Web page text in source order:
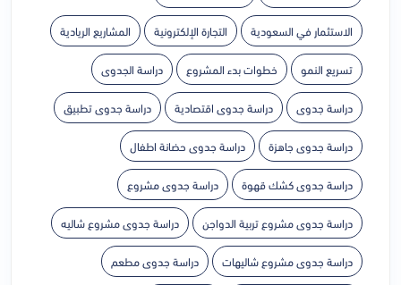
الاستثمار في السعودية التجارة الإلكترونية المشاريع الريادية
تسريع النمو خطوات بدء المشروع دراسة الجدوى
دراسة جدوى دراسة جدوى اقتصادية دراسة جدوى تطبيق
دراسة جدوى جاهزة دراسة جدوى حضانة اطفال
دراسة جدوى كشك قهوة دراسة جدوى مشروع
دراسة جدوى مشروع تربية الدواجن دراسة جدوى مشروع شاليه
دراسة جدوى مشروع شاليهات دراسة جدوى مطعم